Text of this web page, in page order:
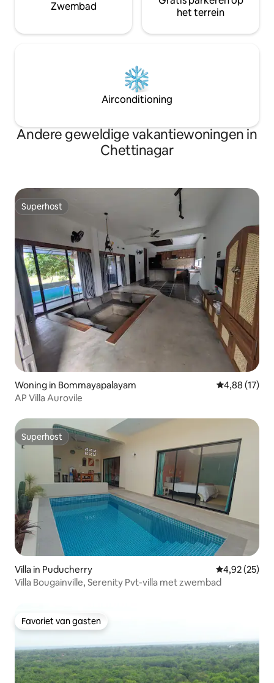
Zwembad
het terrein
Airconditioning
Andere geweldige vakantiewoningen in
Chettinagar
Superhost
Superhost
Woning in Bommayapalayam Gemiddelde
4,88 (17)
AP Villa Aurovile
Superhost
Superhost
Villa in Puducherry Gemiddelde
4,92 (25)
Villa Bougainville, Serenity Pvt-villa met zwembad
Favoriet van gasten
Favoriet van gasten